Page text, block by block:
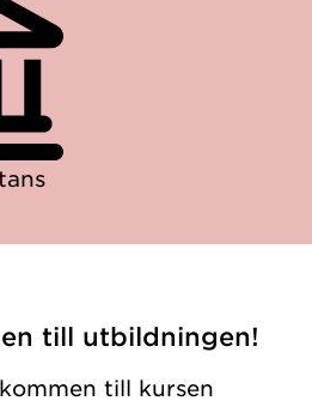
till utbildningen!
till kursen